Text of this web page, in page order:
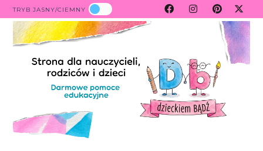
TRYB JASNY/CIEMNY